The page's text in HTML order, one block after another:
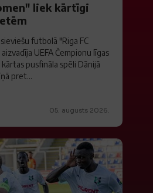
liek kārtīgi
futbolā "Riga FC
UEFA Čempionu līgas
pusfināla spēli Dānijā
pret...
05. augusts 2026.